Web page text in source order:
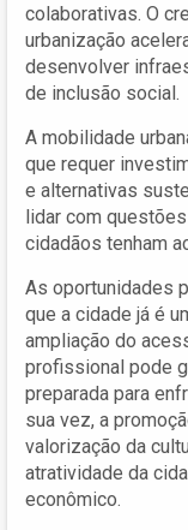
colaborativas. O
urbanização
desenvolver
de inclusão social.
A mobilidade
que requer
e alternativas
lidar com
cidadãos tenham
As oportunidades
que a cidade já é
ampliação do
profissional pode
preparada para
sua vez, a
valorização da
atratividade da
econômico.